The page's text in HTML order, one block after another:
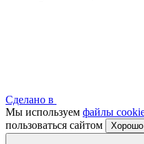
Сделано в
Мы используем файлы
пользоваться сайтом
Хорошо